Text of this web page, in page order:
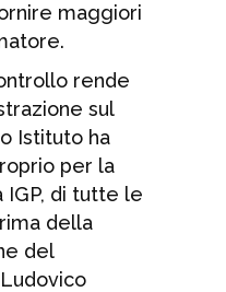
maggiori
rende
sul
Istituto ha
per la
IGP, di tutte le
della
del